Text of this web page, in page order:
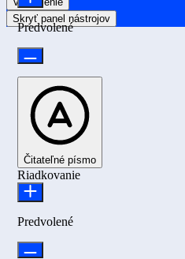
Skryť panel nástrojov
Predvolené
Čitateľné písmo
Riadkovanie
Predvolené